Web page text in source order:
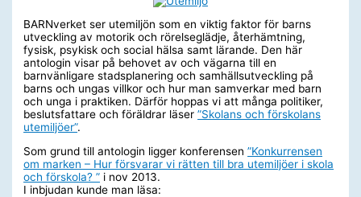
BARNverket ser utemiljön som en viktig faktor för barns
utveckling av motorik och rörelseglädje, återhämtning,
fysisk, psykisk och social hälsa samt lärande. Den här
antologin visar på behovet av och vägarna till en
barnvänligare stadsplanering och samhällsutveckling på
barns och ungas villkor och hur man samverkar med barn
och unga i praktiken. Därför hoppas vi att många politiker,
beslutsfattare och föräldrar läser”Skolans och förskolans
utemiljöer”.
Som grund till antologin ligger konferensen”Konkurrensen
om marken – Hur försvarar vi rätten till bra utemiljöer i skola
och förskola? ” i nov 2013.
I inbjudan kunde man läsa: